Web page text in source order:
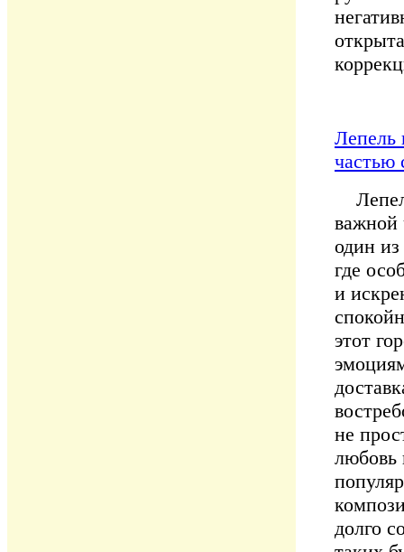
Лепель
частью
важной
один
где
и
этот
не
любовь
долго